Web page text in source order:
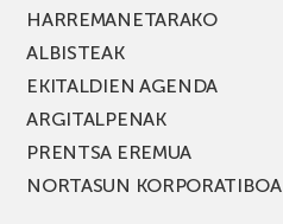
HARREMANETARAKO
ALBISTEAK
EKITALDIEN AGENDA
ARGITALPENAK
PRENTSA EREMUA
NORTASUN KORPORATIBOA